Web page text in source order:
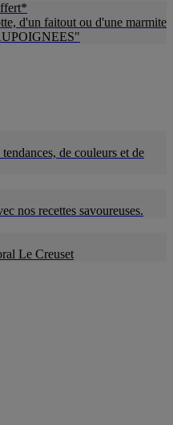
d'un faitout ou d'une marmite
de couleurs et de
nos recettes savoureuses.
Le Creuset